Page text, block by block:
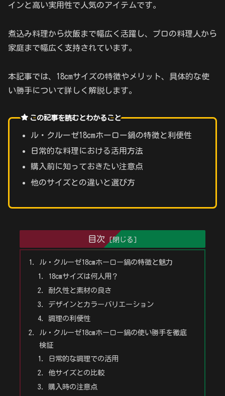
インと高い実用性で人気のアイテムです。
煮込み料理から炊飯まで幅広く活躍し、プロの料理人から
家庭まで幅広く支持されています。
本記事では、18cmサイズの特徴やメリット、具体的な使
い勝手について詳しく解説します。
この記事を読むとわかること
ル・クルーゼ18cmホーロー鍋の特徴と利便性
日常的な料理における活用方法
購入前に知っておきたい注意点
他のサイズとの違いと選び方
目次
ル・クルーゼ18cmホーロー鍋の特徴と魅力
18cmサイズは何人用？
耐久性と素材の良さ
デザインとカラーバリエーション
調理の利便性
ル・クルーゼ18cmホーロー鍋の使い勝手を徹底
検証
日常的な調理での活用
他サイズとの比較
購入時の注意点